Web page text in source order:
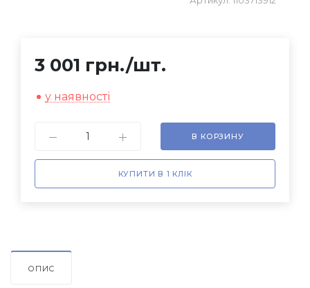
3 001 грн./шт.
у наявності
В КОРЗИНУ
КУПИТИ В 1 КЛІК
ОПИС